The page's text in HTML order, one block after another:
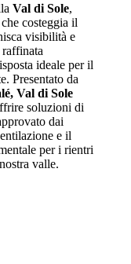
Val di Sole,
costeggia il
visibilità e
ideale per il
Presentato da
Val di Sole
soluzioni di
dai
e il
per i rientri
valle.